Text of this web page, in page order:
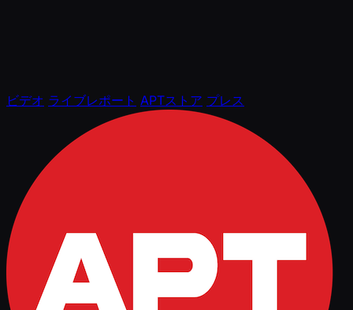
ビデオ ライブレポート APTストア プレス